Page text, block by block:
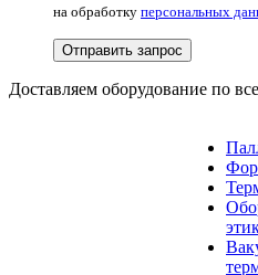
на обработку персональных
Отправить запрос
Доставляем оборудование по